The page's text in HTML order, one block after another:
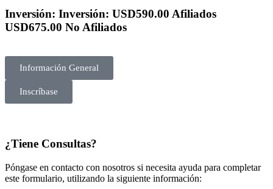
Inversión: Inversión: USD590.00 Afiliados
USD675.00 No Afiliados
Información General
Inscríbase
¿Tiene Consultas?
Póngase en contacto con nosotros si necesita ayuda para completar
este formulario, utilizando la siguiente información: